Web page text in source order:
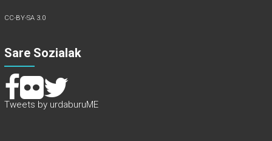
CC-BY-SA 3.0
Sare Sozialak
Tweets by urdaburuME